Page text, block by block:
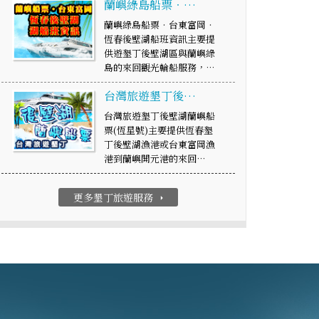
蘭嶼綠島船票‧…
蘭嶼綠島船票‧台東富岡‧
恆春後壁湖船班資訊主要提
供遊墾丁後壁湖區與蘭嶼綠
島的來回觀光輪船服務，…
台灣旅遊墾丁後…
台灣旅遊墾丁後壁湖蘭嶼船
票(恆星號)主要提供恆春墾
丁後壁湖漁港或台東富岡漁
港到蘭嶼開元港的來回…
更多墾丁旅遊服務 arrow_right